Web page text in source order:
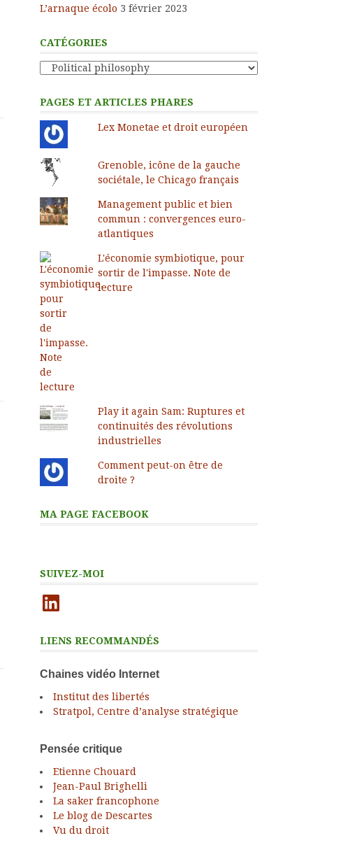
L’arnaque écolo 3 février 2023
CATÉGORIES
Catégories
PAGES ET ARTICLES PHARES
Lex Monetae et droit européen
Grenoble, icône de la gauche
sociétale, le Chicago français
Management public et bien
commun : convergences euro-
atlantiques
L'économie symbiotique, pour
sortir de l'impasse. Note de
lecture
Play it again Sam: Ruptures et
continuités des révolutions
industrielles
Comment peut-on être de
droite ?
MA PAGE FACEBOOK
SUIVEZ-MOI
LinkedIn
LIENS RECOMMANDÉS
Chaines vidéo Internet
Institut des libertés
Stratpol, Centre d’analyse stratégique
Pensée critique
Etienne Chouard
Jean-Paul Brighelli
La saker francophone
Le blog de Descartes
Vu du droit